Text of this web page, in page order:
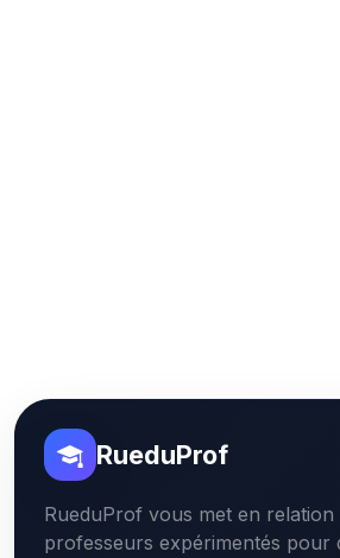
RueduProf
RueduProf vous met en relation
professeurs expérimentés pour